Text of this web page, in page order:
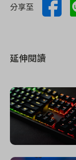
分享至
延伸閱讀